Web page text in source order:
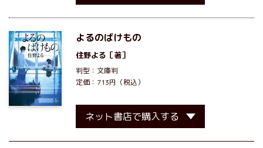
よるのばけもの
住野よる ［著］
判型：文庫判
定価：713円（税込）
ネット書店で購入する